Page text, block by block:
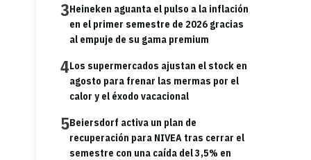
3Heineken aguanta el pulso a la inflación
en el primer semestre de 2026 gracias
al empuje de su gama premium
4Los supermercados ajustan el stock en
agosto para frenar las mermas por el
calor y el éxodo vacacional
5Beiersdorf activa un plan de
recuperación para NIVEA tras cerrar el
semestre con una caída del 3,5% en